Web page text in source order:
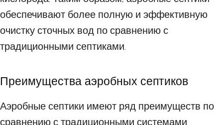
обеспечивают более полную и эффективную
очистку сточных вод по сравнению с
традиционными септиками.
Преимущества аэробных септиков
Аэробные септики имеют ряд преимуществ по
сравнению с традиционными системами